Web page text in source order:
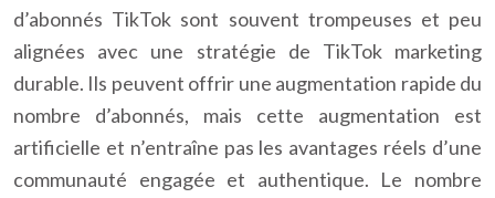
d’abonnés TikTok sont souvent trompeuses et peu
alignées avec une stratégie de TikTok marketing
durable. Ils peuvent offrir une augmentation rapide du
nombre d’abonnés, mais cette augmentation est
artificielle et n’entraîne pas les avantages réels d’une
communauté engagée et authentique. Le nombre